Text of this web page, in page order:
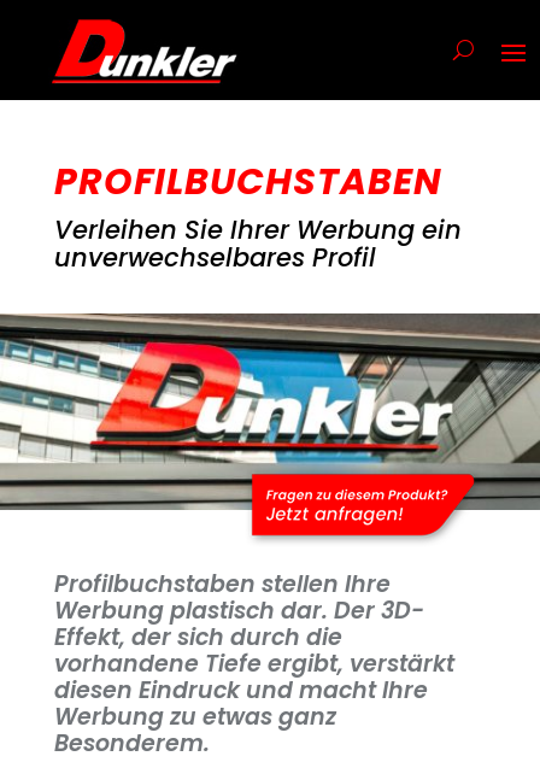
PROFILBUCHSTABEN
Verleihen Sie Ihrer Werbung ein
unverwechselbares Profil
Profilbuchstaben stellen Ihre
Werbung plastisch dar. Der 3D-
Effekt, der sich durch die
vorhandene Tiefe ergibt, verstärkt
diesen Eindruck und macht Ihre
Werbung zu etwas ganz
Besonderem.